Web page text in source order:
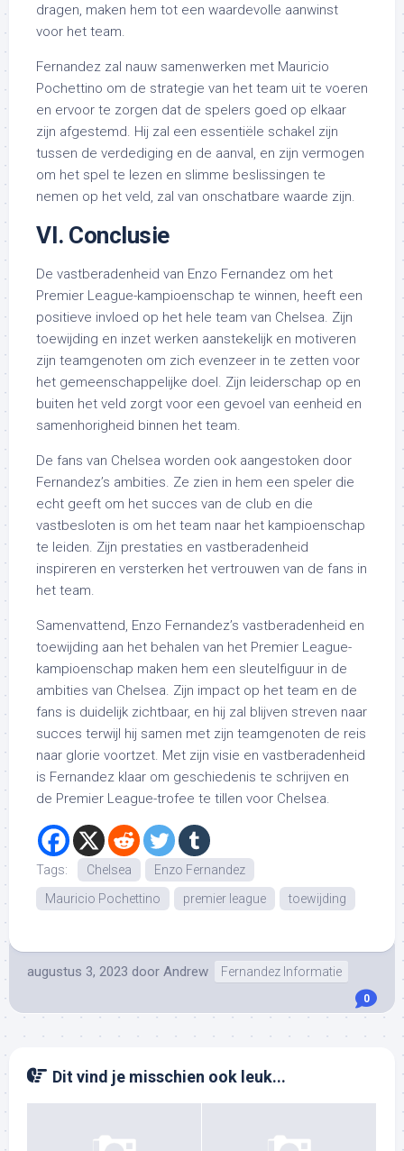
dragen, maken hem tot een waardevolle aanwinst
voor het team.
Fernandez zal nauw samenwerken met Mauricio
Pochettino om de strategie van het team uit te voeren
en ervoor te zorgen dat de spelers goed op elkaar
zijn afgestemd. Hij zal een essentiële schakel zijn
tussen de verdediging en de aanval, en zijn vermogen
om het spel te lezen en slimme beslissingen te
nemen op het veld, zal van onschatbare waarde zijn.
VI. Conclusie
De vastberadenheid van Enzo Fernandez om het
Premier League-kampioenschap te winnen, heeft een
positieve invloed op het hele team van Chelsea. Zijn
toewijding en inzet werken aanstekelijk en motiveren
zijn teamgenoten om zich evenzeer in te zetten voor
het gemeenschappelijke doel. Zijn leiderschap op en
buiten het veld zorgt voor een gevoel van eenheid en
samenhorigheid binnen het team.
De fans van Chelsea worden ook aangestoken door
Fernandez’s ambities. Ze zien in hem een speler die
echt geeft om het succes van de club en die
vastbesloten is om het team naar het kampioenschap
te leiden. Zijn prestaties en vastberadenheid
inspireren en versterken het vertrouwen van de fans in
het team.
Samenvattend, Enzo Fernandez’s vastberadenheid en
toewijding aan het behalen van het Premier League-
kampioenschap maken hem een sleutelfiguur in de
ambities van Chelsea. Zijn impact op het team en de
fans is duidelijk zichtbaar, en hij zal blijven streven naar
succes terwijl hij samen met zijn teamgenoten de reis
naar glorie voortzet. Met zijn visie en vastberadenheid
is Fernandez klaar om geschiedenis te schrijven en
de Premier League-trofee te tillen voor Chelsea.
Tags: Chelsea
Enzo Fernandez
Mauricio Pochettino
premier league toewijding
augustus 3, 2023 door Andrew Fernandez Informatie
0
Dit vind je misschien ook leuk...